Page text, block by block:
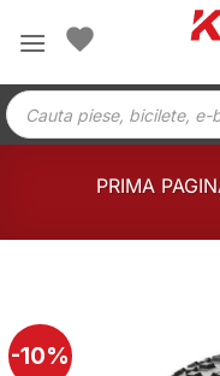
Products
search
PRIMA
-10%